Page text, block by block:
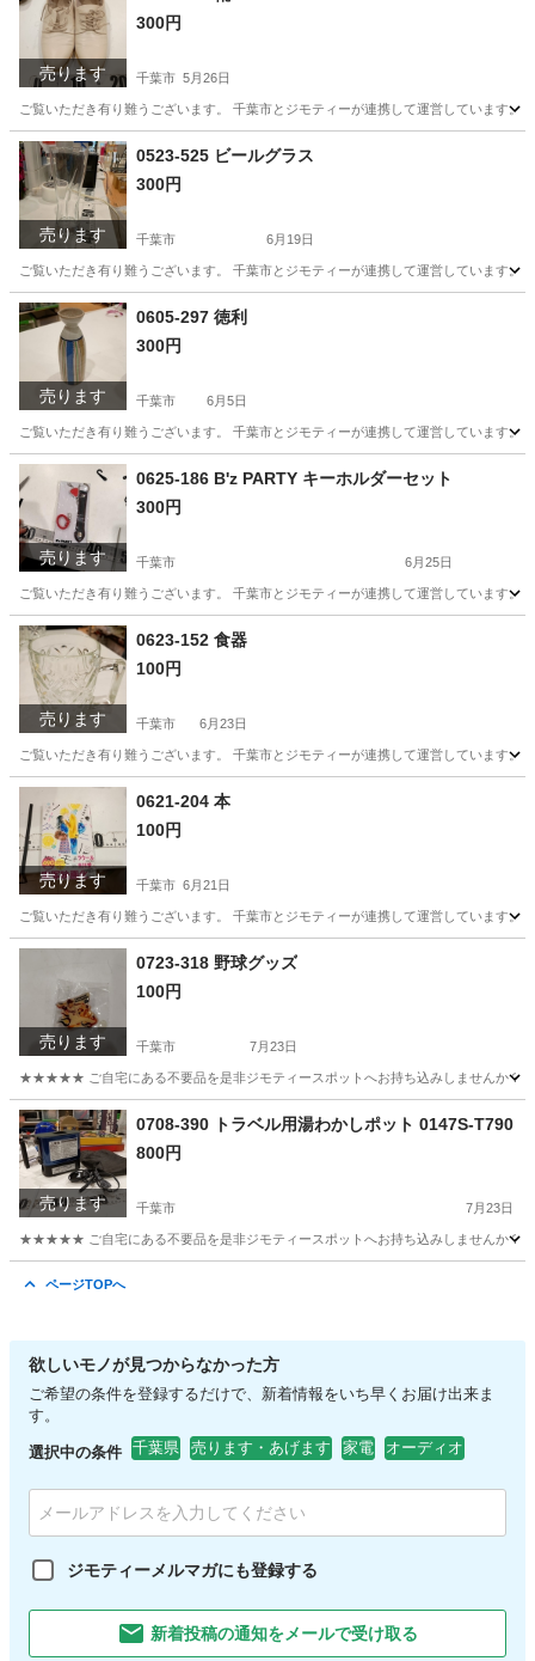
売ります
300円
千葉市 5月26日
ご覧いただき有り難うございます。 千葉市とジモティーが連携して運営していま
千葉 千葉市 服/ファッション リユース
売ります
0523-525 ビールグラス
300円
千葉市 6月19日
ご覧いただき有り難うございます。 千葉市とジモティーが連携して運営していま
千葉 千葉市 リユース
売ります
0605-297 徳利
300円
千葉市 6月5日
ご覧いただき有り難うございます。 千葉市とジモティーが連携して運営していま
千葉 千葉市
売ります
0625-186 B'z PARTY キーホルダーセット
300円
千葉市 6月25日
ご覧いただき有り難うございます。 千葉市とジモティーが連携して運営していま
千葉 千葉市 リユース
売ります
0623-152 食器
100円
千葉市 6月23日
ご覧いただき有り難うございます。 千葉市とジモティーが連携して運営していま
千葉 千葉市 リユース
売ります
0621-204 本
100円
千葉市 6月21日
ご覧いただき有り難うございます。 千葉市とジモティーが連携して運営していま
千葉 千葉市 マンガ、コミック、アニメ
売ります
0723-318 野球グッズ
100円
千葉市 7月23日
★★★★★ ご自宅にある不要品を是非ジモティースポットへお持ち込みしませんか？
千葉 千葉市 インテリア雑貨/小物 現地
売ります
0708-390 トラベル用湯わかしポット 0147S-T790
800円
千葉市 7月23日
★★★★★ ご自宅にある不要品を是非ジモティースポットへお持ち込みしませんか？
ページTOPへ
欲しいモノが見つからなかった方
ご希望の条件を登録するだけで、新着情報をいち早くお届け出来ま
す。
選択中の条件 千葉県 売ります・あげます 家電 オーディオ
ジモティーメルマガにも登録する
新着投稿の通知をメールで受け取る